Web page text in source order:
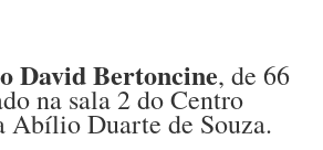
David Bertoncine, de 66
na sala 2 do Centro
Abílio Duarte de Souza.